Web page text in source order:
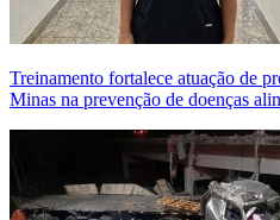
Treinamento fortalece atuação de
Minas na prevenção de doenças